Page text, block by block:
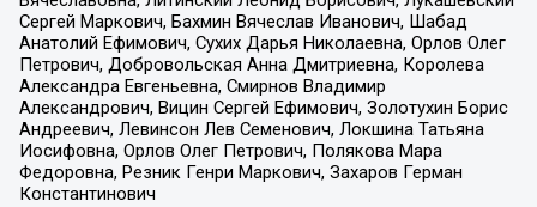
Сергей Маркович, Бахмин Вячеслав Иванович, Шабад
Анатолий Ефимович, Сухих Дарья Николаевна, Орлов Олег
Петрович, Добровольская Анна Дмитриевна, Королева
Александра Евгеньевна, Смирнов Владимир
Александрович, Вицин Сергей Ефимович, Золотухин Борис
Андреевич, Левинсон Лев Семенович, Локшина Татьяна
Иосифовна, Орлов Олег Петрович, Полякова Мара
Федоровна, Резник Генри Маркович, Захаров Герман
Константинович